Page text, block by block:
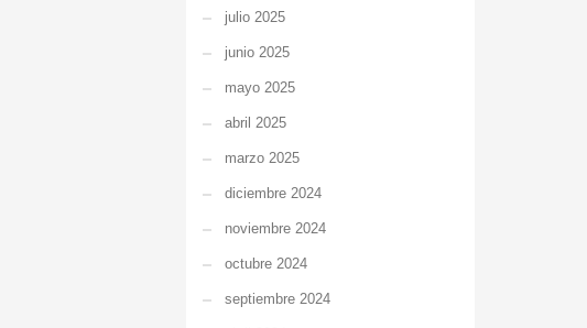
julio 2025
junio 2025
mayo 2025
abril 2025
marzo 2025
diciembre 2024
noviembre 2024
octubre 2024
septiembre 2024